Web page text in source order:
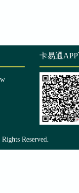
卡易通
Reserved.